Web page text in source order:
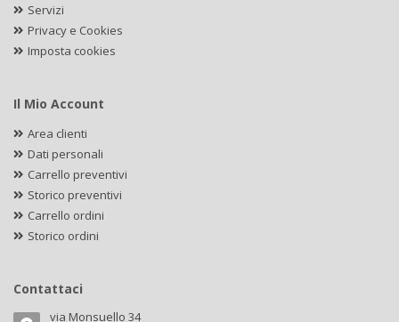
Servizi
Privacy e Cookies
Imposta cookies
Il Mio Account
Area clienti
Dati personali
Carrello preventivi
Storico preventivi
Carrello ordini
Storico ordini
Contattaci
via Monsuello 34